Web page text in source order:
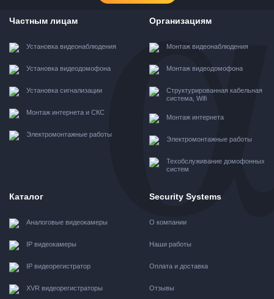
Частным лицам
Установка видеонаблюдения
Установка видеодомофона
Установка сигнализации
Монтаж интернета и СКС
Электромонтажные работы
Организациям
Монтаж видеонаблюдения
Монтаж видеодомофона
Структурированная кабельная
система, Wifi
Монтаж интернета
Электромонтажные работы
Техобслуживание домофонных
систем
Каталог
Аналоговые видеокамеры
IP видеокамеры
IP видеорегистратор
XVR видеорегистраторы
Security Systems
О компании
Наши работы
Оплата и доставка
Отзывы